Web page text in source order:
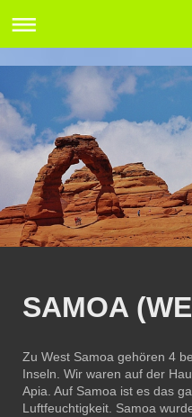
SAMOA
Zu West Samoa gehören 4
Inseln. Wir waren auf der
Apia. Auf Samoa ist es das
Luftfeuchtigkeit. Samoa